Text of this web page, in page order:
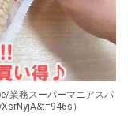
業務スーパーマニアスパ
）